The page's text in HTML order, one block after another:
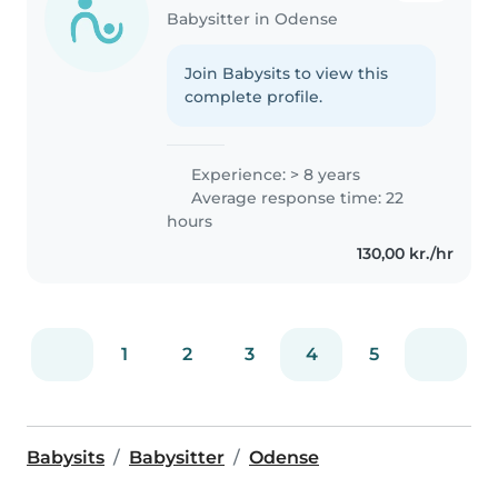
Babysitter in Odense
Join Babysits to view this
complete profile.
Experience: > 8 years
Average response time: 22
hours
130,00 kr./hr
1 2 3 4 5
Babysits Babysitter Odense